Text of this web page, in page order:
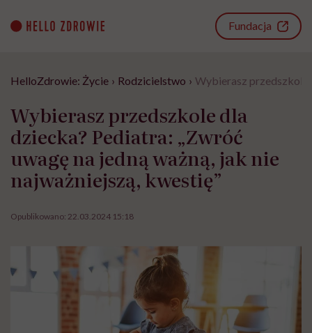
content
Fundacja
HelloZdrowie: Życie › Rodzicielstwo › Wybierasz przedszkole
Wybierasz przedszkole dla
dziecka? Pediatra: „Zwróć
uwagę na jedną ważną, jak nie
najważniejszą, kwestię”
Opublikowano: 22.03.2024 15:18